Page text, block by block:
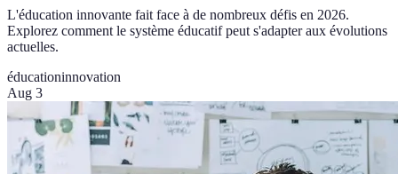
L'éducation innovante fait face à de nombreux défis en 2026.
Explorez comment le système éducatif peut s'adapter aux évolutions
actuelles.
éducationinnovation
Aug 3